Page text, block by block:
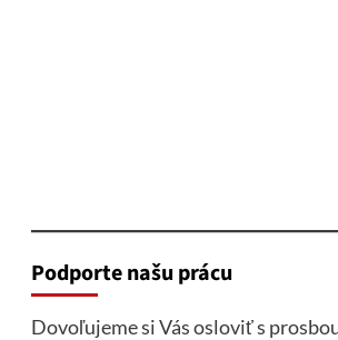
Podporte našu prácu
Dovoľujeme si Vás osloviť s